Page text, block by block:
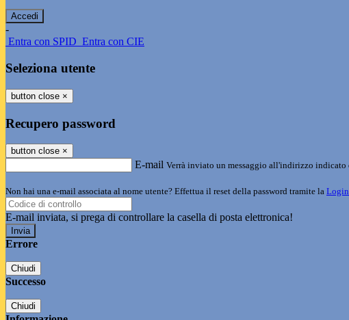
-
Entra con SPID Entra con CIE
Seleziona utente
button close ×
Recupero password
button close ×
E-mail Verrà inviato un messaggio all'indirizzo indicato
Non hai una e-mail associata al nome utente? Effettua il reset della password tramite la
E-mail inviata, si prega di controllare la casella di posta elettronica!
Errore
Chiudi
Successo
Chiudi